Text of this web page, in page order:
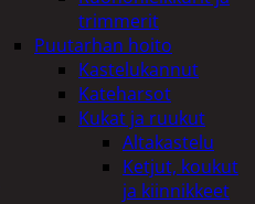
trimmerit
Puutarhan hoito
Kastelukannut
Kateharsot
Kukat ja ruukut
Altakastelu
Ketjut, koukut
ja kiinnikkeet